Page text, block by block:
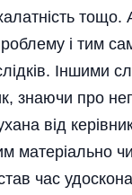
і тим
Іншими
знаючи про
від
матері­ально
час